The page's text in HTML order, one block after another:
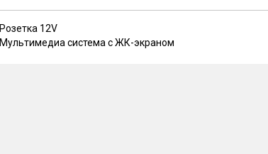
Розетка 12V
Мультимедиа система с ЖК-экраном